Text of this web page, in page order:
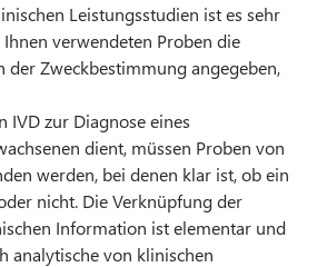
Leistungsstudien ist es sehr
verwendeten Proben die
der Zweckbestimmung angegeben,
IVD zur Diagnose eines
dient, müssen Proben von
werden, bei denen klar ist, ob ein
nicht. Die Verknüpfung der
Information ist elementar und
analytische von klinischen